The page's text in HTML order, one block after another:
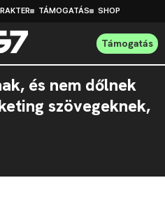
TÁMOGATÁS SHOP
Támogatás
és nem dőlnek
szövegeknek,